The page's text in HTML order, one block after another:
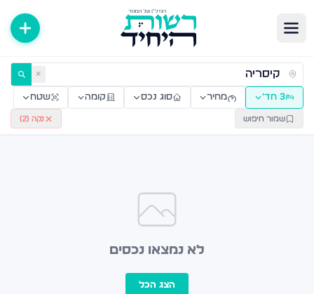
דירות למכירה ולהשכרה — רשות היחיד ✕
3 חד׳ מחיר סוג נכס קומה שטח
שמור חיפוש נקה (2
)
לא נמצאו נכסים
הצג הכל